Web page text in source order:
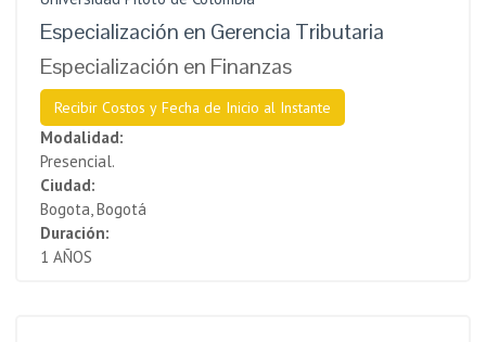
Especialización en Gerencia Tributaria
Especialización en Finanzas
Recibir Costos y Fecha de Inicio al Instante
Modalidad:
Presencial.
Ciudad:
Bogota, Bogotá
Duración:
1 AÑOS